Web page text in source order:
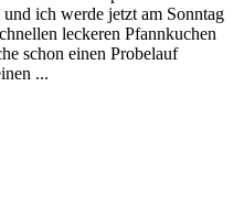
ich werde jetzt am Sonntag
leckeren Pfannkuchen
schon einen Probelauf
...